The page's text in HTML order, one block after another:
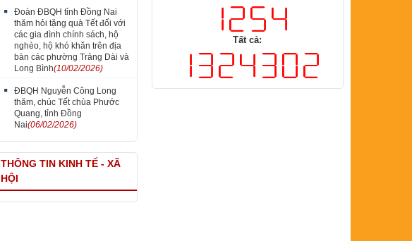
Đoàn ĐBQH tỉnh Đồng Nai
thăm hỏi tặng quà Tết đối với
các gia đình chính sách, hộ
nghèo, hộ khó khăn trên địa
bàn các phường Trảng Dài và
Long Bình(10/02/2026)
ĐBQH Nguyễn Công Long
thăm, chúc Tết chùa Phước
Quang, tỉnh Đồng
Nai(06/02/2026)
THÔNG TIN KINH TẾ - XÃ
HỘI
Tất cả: